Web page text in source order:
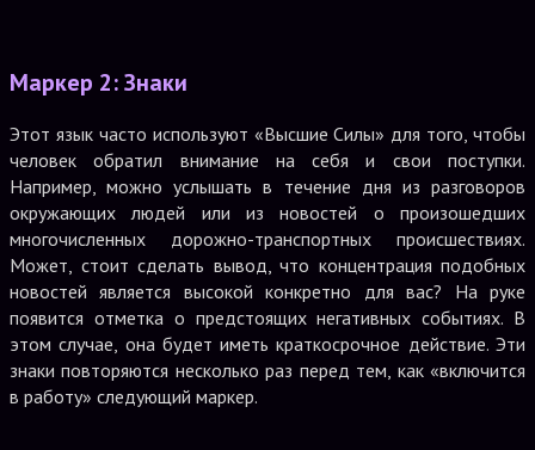
Маркер 2: Знаки
Этот язык часто используют «Высшие Силы» для того, чтобы
человек обратил внимание на себя и свои поступки.
Например, можно услышать в течение дня из разговоров
окружающих людей или из новостей о произошедших
многочисленных дорожно-транспортных происшествиях.
Может, стоит сделать вывод, что концентрация подобных
новостей является высокой конкретно для вас? На руке
появится отметка о предстоящих негативных событиях. В
этом случае, она будет иметь краткосрочное действие. Эти
знаки повторяются несколько раз перед тем, как «включится
в работу» следующий маркер.